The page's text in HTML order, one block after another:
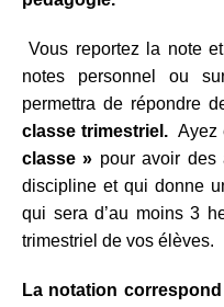
Vous reportez la note
notes personnel ou
permettra de répondre
classe trimestriel. Ayez
classe » pour avoir des
discipline et qui donne
qui sera d’au moins 3
trimestriel de vos élèves.
La notation